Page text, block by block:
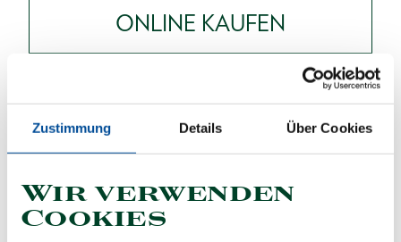
Zustimmung Details Über Cookies
Wir verwenden
Cookies
ONLINE KAUFEN
HÄNDLER FINDEN
Produktlinie
Produktbeschreibung